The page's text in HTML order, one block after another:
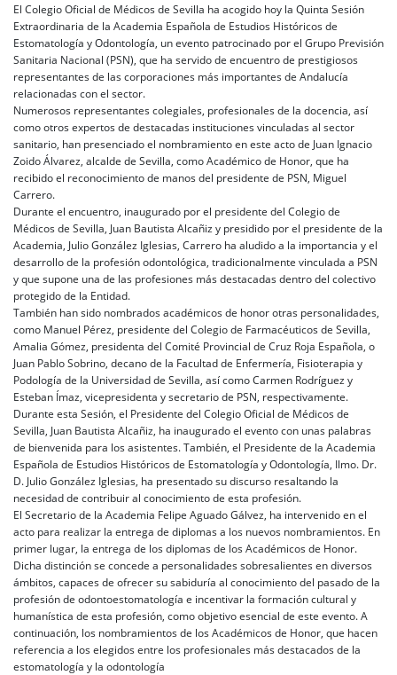
El Colegio Oficial de Médicos de Sevilla ha acogido hoy la Quinta Sesión
Extraordinaria de la Academia Española de Estudios Históricos de
Estomatología y Odontología, un evento patrocinado por el Grupo Previsión
Sanitaria Nacional (PSN), que ha servido de encuentro de prestigiosos
representantes de las corporaciones más importantes de Andalucía
relacionadas con el sector.
Numerosos representantes colegiales, profesionales de la docencia, así
como otros expertos de destacadas instituciones vinculadas al sector
sanitario, han presenciado el nombramiento en este acto de Juan Ignacio
Zoido Álvarez, alcalde de Sevilla, como Académico de Honor, que ha
recibido el reconocimiento de manos del presidente de PSN, Miguel
Carrero.
Durante el encuentro, inaugurado por el presidente del Colegio de
Médicos de Sevilla, Juan Bautista Alcañiz y presidido por el presidente de la
Academia, Julio González Iglesias, Carrero ha aludido a la importancia y el
desarrollo de la profesión odontológica, tradicionalmente vinculada a PSN
y que supone una de las profesiones más destacadas dentro del colectivo
protegido de la Entidad.
También han sido nombrados académicos de honor otras personalidades,
como Manuel Pérez, presidente del Colegio de Farmacéuticos de Sevilla,
Amalia Gómez, presidenta del Comité Provincial de Cruz Roja Española, o
Juan Pablo Sobrino, decano de la Facultad de Enfermería, Fisioterapia y
Podología de la Universidad de Sevilla, así como Carmen Rodríguez y
Esteban Ímaz, vicepresidenta y secretario de PSN, respectivamente.
Durante esta Sesión, el Presidente del Colegio Oficial de Médicos de
Sevilla, Juan Bautista Alcañiz, ha inaugurado el evento con unas palabras
de bienvenida para los asistentes. También, el Presidente de la Academia
Española de Estudios Históricos de Estomatología y Odontología, Ilmo. Dr.
D. Julio González Iglesias, ha presentado su discurso resaltando la
necesidad de contribuir al conocimiento de esta profesión.
El Secretario de la Academia Felipe Aguado Gálvez, ha intervenido en el
acto para realizar la entrega de diplomas a los nuevos nombramientos. En
primer lugar, la entrega de los diplomas de los Académicos de Honor.
Dicha distinción se concede a personalidades sobresalientes en diversos
ámbitos, capaces de ofrecer su sabiduría al conocimiento del pasado de la
profesión de odontoestomatología e incentivar la formación cultural y
humanística de esta profesión, como objetivo esencial de este evento. A
continuación, los nombramientos de los Académicos de Honor, que hacen
referencia a los elegidos entre los profesionales más destacados de la
estomatología y la odontología